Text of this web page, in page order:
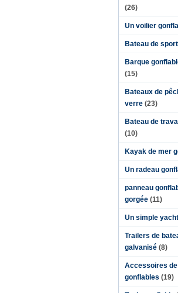
(26)
Un voilier
Bateau de
Barque
(15)
Bateaux de
verre (23)
Bateau de
(10)
Kayak de mer
Un radeau
panneau
gorgée (11)
Un simple
Trailers de
galvanisé (8)
Accessoires
gonflables (19)